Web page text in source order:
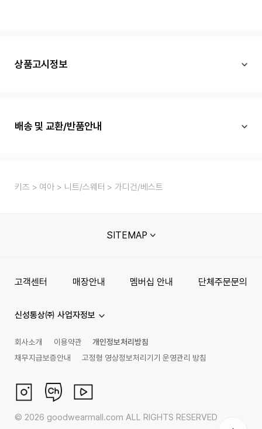
상품고시정보
배송 및 교환/반품안내
키즈 여아 니트/스웨터 가디건/베스트
SITEMAP
고객센터 매장안내 멤버십 안내 단체주문문의
신성통상㈜ 사업자정보
회사소개 이용약관
개인정보처리방침
채무지급보증안내
고정형 영상정보처리기기 운영관리 방침
© 2026 goodwearmall.com ALL RIGHTS RESERVED